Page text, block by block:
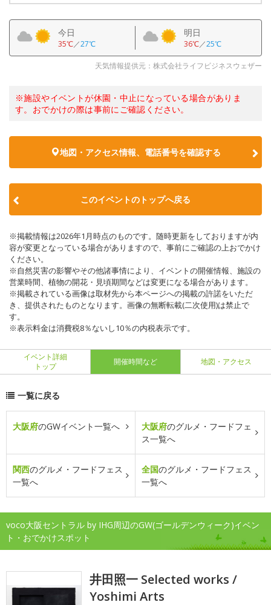
今日
35℃／27℃
明日
36℃／25℃
天気情報提供元：株式会社ライフビジネスウェザー
※施設やイベントが休園・中止になっている場合がありま
す。おでかけの際は事前にご確認ください。
地図・アクセス情報、電話番号を確認する
このイベントのトップへ戻る
※掲載情報は2026年1月時点のものです。随時更新をしておりますが内
容が変更となっている場合がありますので、事前にご確認の上おでかけ
ください。
※自然災害の影響やその他諸事情により、イベントの開催情報、施設の
営業時間、植物の開花・見頃期間などは変更になる場合があります。
※掲載されている画像は取材先から本ページへの掲載の許諾をいただ
き、提供されたものとなります。画像の無断転載(二次使用)は禁止で
す。
※表示料金は消費税8％ないし10％の内税表示です。
イベント詳細
トップ
開催時間など 地図・アクセス
一覧に戻る
大阪府のGWイベント一覧へ 大阪府のグルメ・フードフェ
ス一覧へ
関西のグルメ・フードフェス
一覧へ
全国のグルメ・フードフェス
一覧へ
voco大阪セントラル by IHG周辺のGW(ゴールデンウィーク)イベン
ト・おでかけスポット
井田照一 Selected works /
Yoshimi Arts